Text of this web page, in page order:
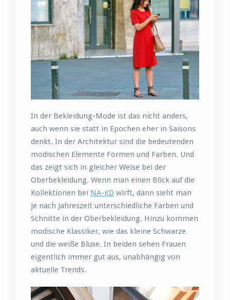
In der Bekleidung-Mode ist das nicht anders,
auch wenn sie statt in Epochen eher in Saisons
denkt. In der Architektur sind die bedeutenden
modischen Elemente Formen und Farben. Und
das zeigt sich in gleicher Weise bei der
Oberbekleidung. Wenn man einen Blick auf die
Kollektionen bei NA-KD wirft, dann sieht man
je nach Jahreszeit unterschiedliche Farben und
Schnitte in der Oberbekleidung. Hinzu kommen
modische Klassiker, wie das kleine Schwarze
und die weiße Bluse. In beiden sehen Frauen
eigentlich immer gut aus, unabhängig von
aktuelle Trends.